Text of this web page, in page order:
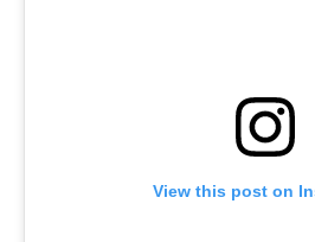
View this post on